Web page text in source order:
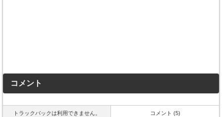
コメント
トラックバックは利用できません。 コメント (5)